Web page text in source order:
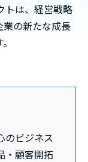
トは、経営戦略
業の新たな成長
のビジネス
・顧客開拓